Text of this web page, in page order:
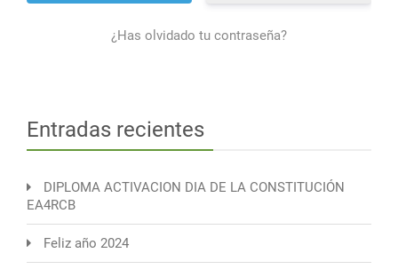
¿Has olvidado tu contraseña?
Entradas recientes
DIPLOMA ACTIVACION DIA DE LA CONSTITUCIÓN
EA4RCB
Feliz año 2024